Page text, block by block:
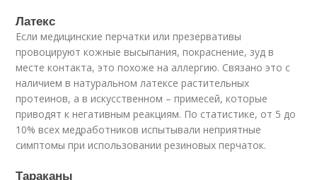
Латекс
Если медицинские перчатки или презервативы
провоцируют кожные высыпания, покраснение, зуд в
месте контакта, это похоже на аллергию. Связано это с
наличием в натуральном латексе растительных
протеинов, а в искусственном – примесей, которые
приводят к негативным реакциям. По статистике, от 5 до
10% всех медработников испытывали неприятные
симптомы при использовании резиновых перчаток.
Тараканы